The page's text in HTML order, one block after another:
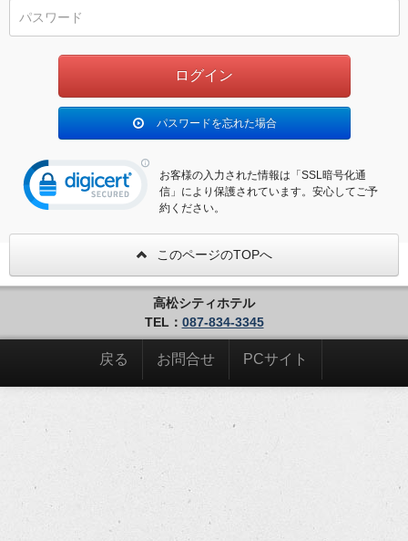
パスワードを忘れた場合
お客様の入力された情報は「SSL暗号化通
信」により保護されています。安心してご予
約ください。
このページのTOPへ
高松シティホテル
TEL： 087-834-3345
戻る お問合せ PCサイト